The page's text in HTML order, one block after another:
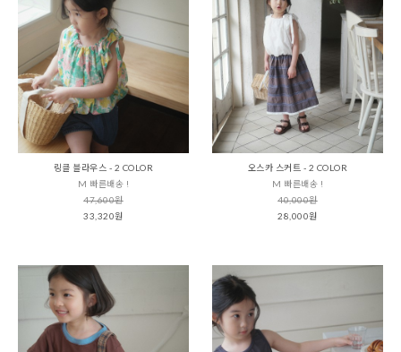
링클 블라우스 - 2 COLOR
M 빠른배송 !
47,600원
33,320원
오스카 스커트 - 2 COLOR
M 빠른배송 !
40,000원
28,000원